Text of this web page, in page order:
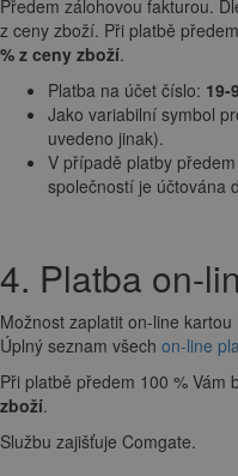
Předem zálohovou fakturou.
z ceny zboží. Při platbě
% z ceny zboží.
Platba na účet číslo: 19-
Jako variabilní symbol
uvedeno jinak).
V případě platby
společností je účtována
4. Platba on-
Možnost zaplatit on-line
Úplný seznam všech on-line
Při platbě předem 100 % Vám
zboží.
Službu zajišťuje Comgate.